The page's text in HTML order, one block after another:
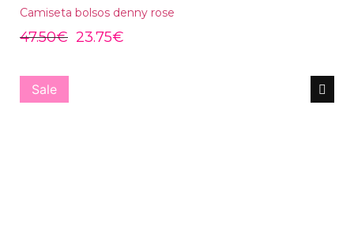
Camiseta bolsos denny rose
47.50€ 23.75€
Sale